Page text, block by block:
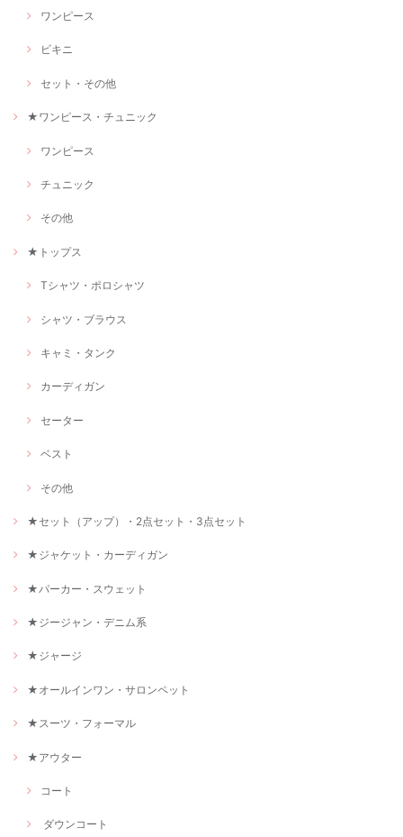
ワンピース
ビキニ
セット・その他
★ワンピース・チュニック
ワンピース
チュニック
その他
★トップス
Tシャツ・ポロシャツ
シャツ・ブラウス
キャミ・タンク
カーディガン
セーター
ベスト
その他
★セット（アップ）・2点セット・3点セット
★ジャケット・カーディガン
★パーカー・スウェット
★ジージャン・デニム系
★ジャージ
★オールインワン・サロンペット
★スーツ・フォーマル
★アウター
コート
ダウンコート